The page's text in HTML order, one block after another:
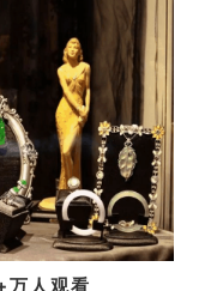
人观看